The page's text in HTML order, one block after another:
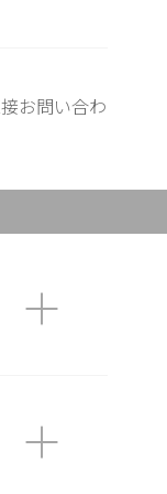
お問い合わ